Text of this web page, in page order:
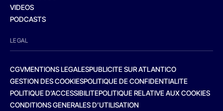
VIDEOS
PODCASTS
LEGAL
CGVMENTIONS LEGALESPUBLICITE SUR ATLANTICO
GESTION DES COOKIESPOLITIQUE DE CONFIDENTIALITE
POLITIQUE D’ACCESSIBILITEPOLITIQUE RELATIVE AUX COOKIES
CONDITIONS GENERALES D’UTILISATION